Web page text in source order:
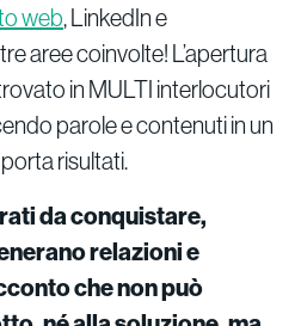
web, LinkedIn e
aree coinvolte! L’apertura
in MULTI interlocutori
parole e contenuti in un
risultati.
da conquistare,
relazioni e
che non può